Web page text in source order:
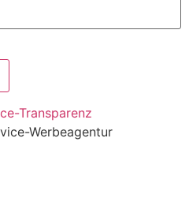
Werbeagentur